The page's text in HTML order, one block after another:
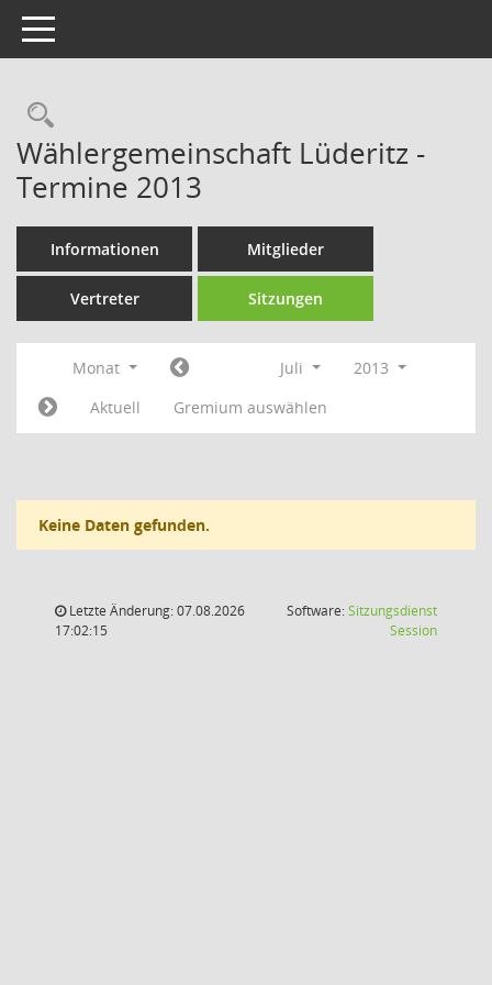
Toggle navigation
Rechercheauswahl
Wählergemeinschaft Lüderitz -
Termine 2013
Informationen Mitglieder
Vertreter Sitzungen
Monat Juli
2013
Aktuell
Gremium auswählen
Keine Daten gefunden.
Letzte Änderung: 07.08.2026
17:02:15
Software:Sitzungsdienst
Session(Wird in